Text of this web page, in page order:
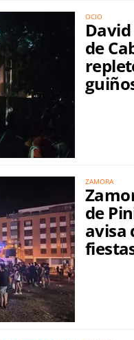
OCIO
de
ZAMORA
de
avisa